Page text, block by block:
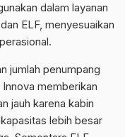
dalam layanan
ELF, menyesuaikan
jumlah penumpang
memberikan
jauh karena kabin
lebih besar